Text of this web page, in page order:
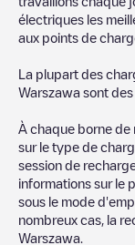
électriques les
aux points de
La plupart des
Warszawa sont des
À chaque borne de
sur le type de
session de
informations sur le
sous le mode
nombreux cas, la
Warszawa